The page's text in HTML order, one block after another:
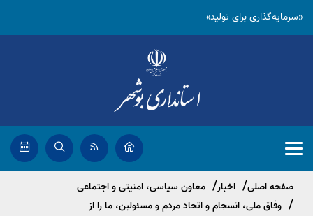
«سرمایه‌گذاری برای تولید»
صفحه اصلی اخبار
معاون سیاسی، امنیتی و اجتماعی
وفاق ملی، انسجام و اتحاد مردم و مسئولین، ما را از